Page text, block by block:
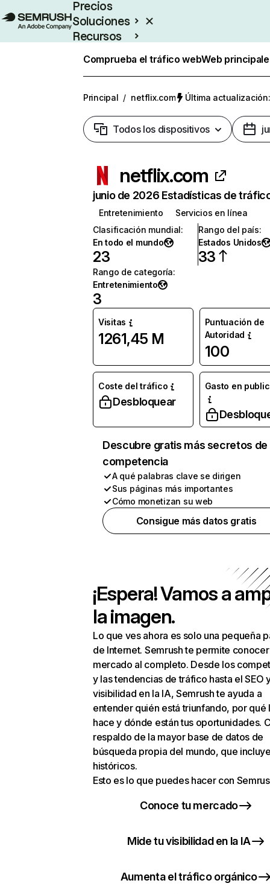
Precios
Soluciones
Recursos
Comprueba el tráfico webWeb
Principal / netflix.com Última
Todos los dispositivos
netflix.com
junio de 2026 Estadísticas de
Entretenimiento
Servicios en línea
Clasificación mundial:
En todo el mundo
23
Rango del país:
Estados Unidos
33
Rango de categoría:
Entretenimiento
3
Visitas
1261,45 M
Puntuación de
Autoridad
100
Coste del tráfico
Desbloquear
Gasto en
Descubre gratis más secretos de
competencia
A qué palabras clave se dirigen
Sus páginas más importantes
Cómo monetizan su web
Consigue más datos gratis
¡Espera! Vamos a
la imagen.
Lo que ves ahora es solo una pequeña
de Internet. Semrush te permite
mercado al completo. Desde los
y las tendencias de tráfico hasta el SEO
visibilidad en la IA, Semrush te ayuda a
entender quién está triunfando, por qué
hace y dónde están tus oportunidades.
respaldo de la mayor base de datos de
búsqueda propia del mundo, que
históricos.
Esto es lo que puedes hacer con
Conoce tu mercado
Mide tu visibilidad en la IA
Aumenta el tráfico orgánico